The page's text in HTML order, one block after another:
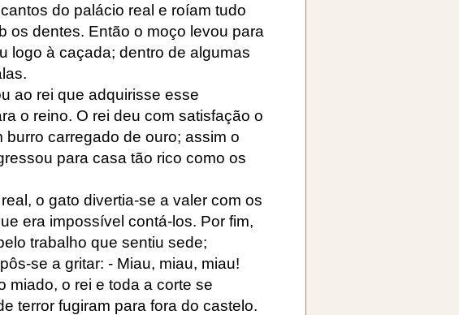
do palácio real e roíam tudo
os dentes. Então o moço levou para
logo à caçada; dentro de algumas
ao rei que adquirisse esse
o reino. O rei deu com satisfação o
burro carregado de ouro; assim o
para casa tão rico como os
o gato divertia-se a valer com os
era impossível contá-los. Por fim,
trabalho que sentiu sede;
se a gritar: - Miau, miau, miau!
miado, o rei e toda a corte se
terror fugiram para fora do castelo.